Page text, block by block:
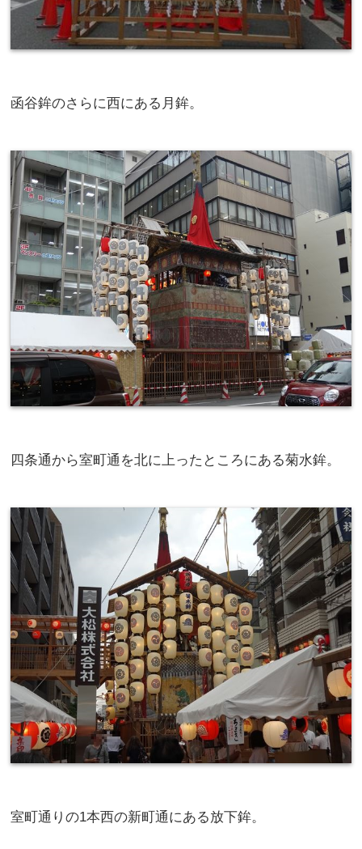
函谷鉾のさらに西にある月鉾。
四条通から室町通を北に上ったところにある菊水鉾。
室町通りの1本西の新町通にある放下鉾。